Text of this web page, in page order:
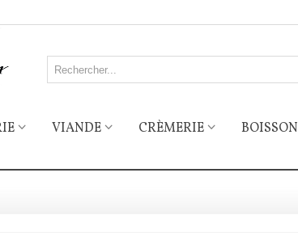
VIANDE CRÈMERIE BOISSON